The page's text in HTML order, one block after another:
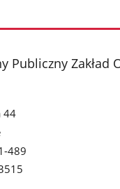
Publiczny
44
489